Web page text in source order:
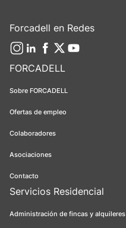
FORCADELL
Sobre FORCADELL
Ofertas de empleo
Colaboradores
Asociaciones
Contacto
Servicios Residencial
Administración de fincas y alquileres
Forcadell en Redes